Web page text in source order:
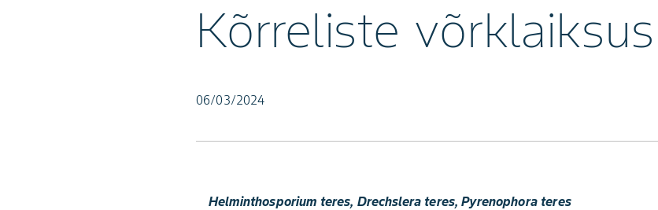
Kõrreliste võrklaiksus
06/03/2024
Helminthosporium teres, Drechslera teres, Pyrenophora teres